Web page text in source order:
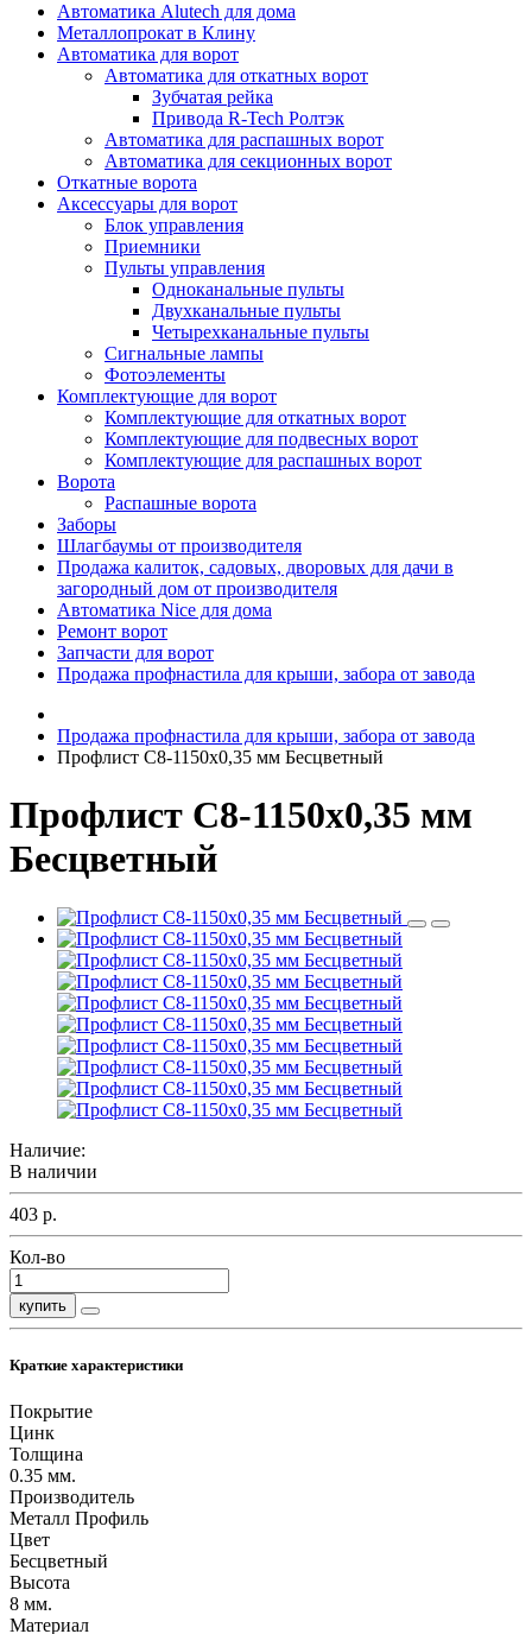
Автоматика Alutech для дома
Металлопрокат в Клину
Автоматика для ворот
Автоматика для откатных ворот
Зубчатая рейка
Привода R-Tech Ролтэк
Автоматика для распашных ворот
Автоматика для секционных ворот
Откатные ворота
Аксессуары для ворот
Блок управления
Приемники
Пульты управления
Одноканальные пульты
Двухканальные пульты
Четырехканальные пульты
Сигнальные лампы
Фотоэлементы
Комплектующие для ворот
Комплектующие для откатных ворот
Комплектующие для подвесных ворот
Комплектующие для распашных ворот
Ворота
Распашные ворота
Заборы
Шлагбаумы от производителя
Продажа калиток, садовых, дворовых для дачи в
загородный дом от производителя
Автоматика Nice для дома
Ремонт ворот
Запчасти для ворот
Продажа профнастила для крыши, забора от завода
Продажа профнастила для крыши, забора от завода
Профлист C8-1150х0,35 мм Бесцветный
Профлист C8-1150х0,35 мм
Бесцветный
Наличие:
В наличии
403 р.
Кол-во
купить
Краткие характеристики
Покрытие
Цинк
Толщина
0.35 мм.
Производитель
Металл Профиль
Цвет
Бесцветный
Высота
8 мм.
Материал